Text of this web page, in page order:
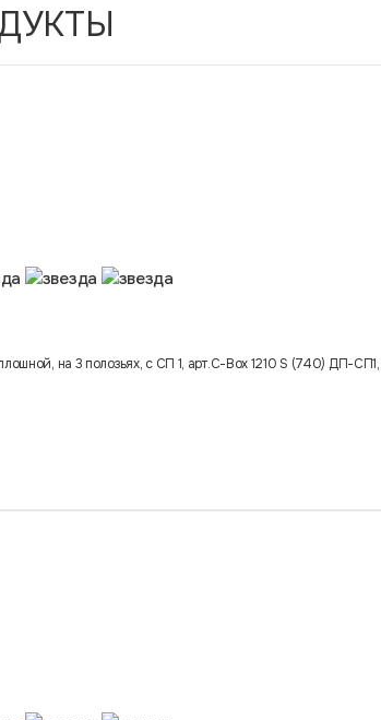
на 3 полозьях, с СП 1, арт.C-Box 1210 S (740) ДП-